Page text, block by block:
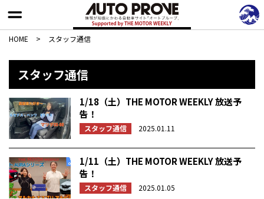
HOME > スタッフ通信
スタッフ通信
1/18（土）THE MOTOR WEEKLY 放送予
告！
スタッフ通信 2025.01.11
1/11（土）THE MOTOR WEEKLY 放送予
告！
スタッフ通信 2025.01.05